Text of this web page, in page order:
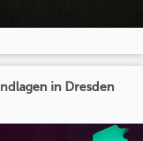
in Dresden